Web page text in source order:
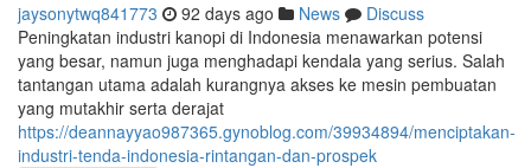
jaysonytwq841773 92 days ago News
Discuss
Peningkatan industri kanopi di Indonesia menawarkan potensi
yang besar, namun juga menghadapi kendala yang serius. Salah
tantangan utama adalah kurangnya akses ke mesin pembuatan
yang mutakhir serta derajat
https://deannayyao987365.gynoblog.com/39934894/menciptakan-
industri-tenda-indonesia-rintangan-dan-prospek